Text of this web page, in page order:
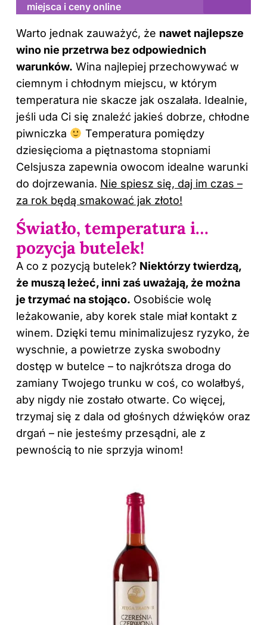
miejsca i ceny online
Warto jednak zauważyć, że nawet najlepsze
wino nie przetrwa bez odpowiednich
warunków. Wina najlepiej przechowywać w
ciemnym i chłodnym miejscu, w którym
temperatura nie skacze jak oszalała. Idealnie,
jeśli uda Ci się znaleźć jakieś dobrze, chłodne
piwniczka
Temperatura pomiędzy
dziesięcioma a piętnastoma stopniami
Celsjusza zapewnia owocom idealne warunki
do dojrzewania. Nie spiesz się, daj im czas –
za rok będą smakować jak złoto!
Światło, temperatura i…
pozycja butelek!
A co z pozycją butelek? Niektórzy twierdzą,
że muszą leżeć, inni zaś uważają, że można
je trzymać na stojąco. Osobiście wolę
leżakowanie, aby korek stale miał kontakt z
winem. Dzięki temu minimalizujesz ryzyko, że
wyschnie, a powietrze zyska swobodny
dostęp w butelce – to najkrótsza droga do
zamiany Twojego trunku w coś, co wolałbyś,
aby nigdy nie zostało otwarte. Co więcej,
trzymaj się z dala od głośnych dźwięków oraz
drgań – nie jesteśmy przesądni, ale z
pewnością to nie sprzyja winom!